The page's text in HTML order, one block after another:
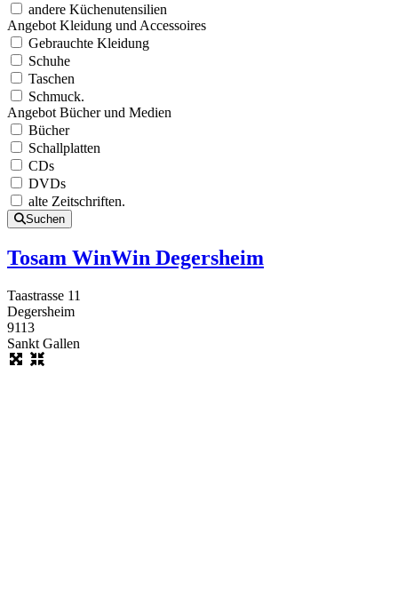
andere Küchenutensilien
Angebot Kleidung und Accessoires
Gebrauchte Kleidung
Schuhe
Taschen
Schmuck.
Angebot Bücher und Medien
Bücher
Schallplatten
CDs
DVDs
alte Zeitschriften.
Suchen
Tosam WinWin Degersheim
Taastrasse 11
Degersheim
9113
Sankt Gallen